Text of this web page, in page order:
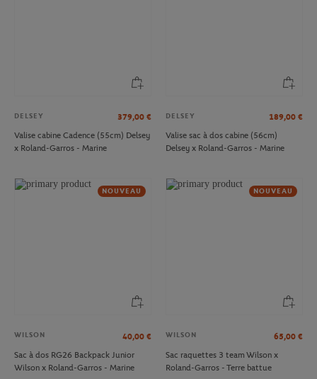
DELSEY 379,00 €
Valise cabine Cadence (55cm) Delsey
x Roland-Garros - Marine
DELSEY 189,00 €
Valise sac à dos cabine (56cm)
Delsey x Roland-Garros - Marine
NOUVEAU
WILSON 40,00 €
Sac à dos RG26 Backpack Junior
Wilson x Roland-Garros - Marine
NOUVEAU
WILSON 65,00 €
Sac raquettes 3 team Wilson x
Roland-Garros - Terre battue